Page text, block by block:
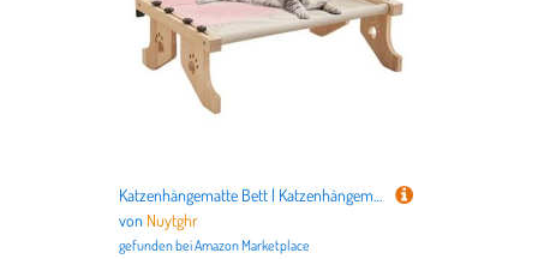
Katzenhängematte Bett | Katzenhängematte | Metallrahmen Katzenfensterhängematte, Fenstersitz für Katzen mit Metallrahmen, 55 x 38 x 17,5 cm, Bequeme Fensterhängematte für Kätzchen,
von Nuytghr
gefunden beiAmazon Marketplace